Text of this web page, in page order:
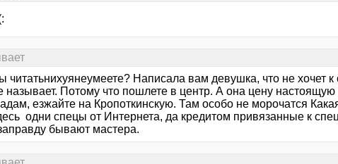
читатьнихуянеумеете? Написала вам девушка, что не хочет
называет. Потому что пошлете в центр. А она цену
езжайте на Кропоткинскую. Там особо не морочатся
одни спецы от Интернета, да кредитом привязанные к
бывают мастера.